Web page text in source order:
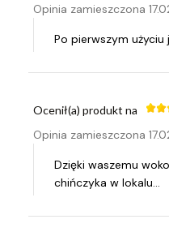
Opinia zamieszczona
Po pierwszym
Ocenił(a) produkt na
Opinia zamieszczona
Dzięki waszemu
chińczyka w lokalu...